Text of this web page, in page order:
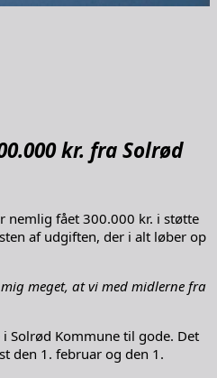
kr. fra Solrød
nemlig fået 300.000 kr. i støtte
af udgiften, der i alt løber op
meget, at vi med midlerne fra
Kommune til gode. Det
den 1. februar og den 1.